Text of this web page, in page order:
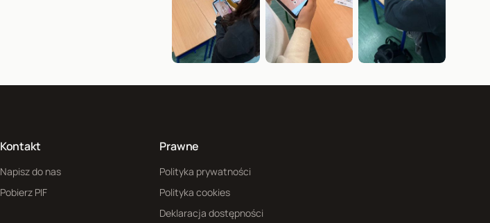
Kontakt
Napisz do nas
Pobierz PIF
Prawne
Polityka prywatności
Polityka cookies
Deklaracja dostępności